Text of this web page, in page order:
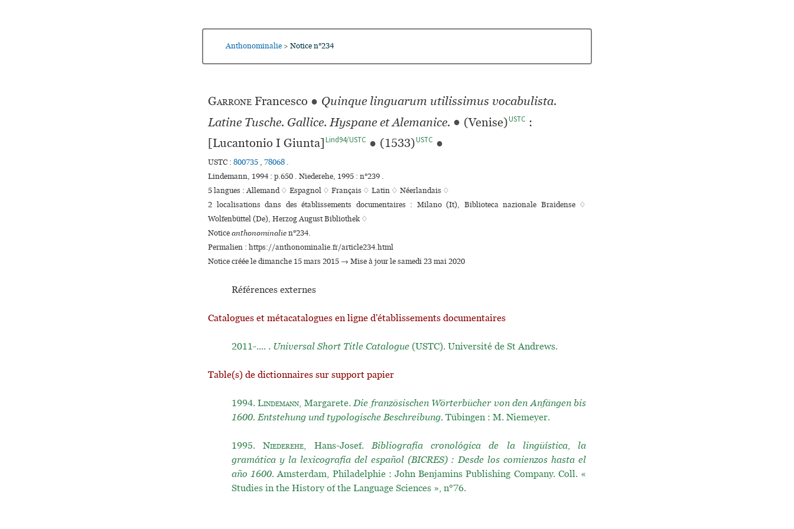
Anthonominalie > Notice n°234
Garrone Francesco ● Quinque lin­gua­rum uti­lis­si­mus voca­bu­lista.
Latine Tusche. Gallice. Hyspane et Alemanice. ● (Venise)USTC :
[Lucantonio I Giunta] Lind94/USTC ● (1533)USTC ●
USTC : 800735 , 78068 .
Lindemann, 1994 : p.650 . Niederehe, 1995 : n°239 .
5 langues :Allemand ♢ Espagnol ♢ Français ♢ Latin ♢ Néerlandais ♢
2 localisations dans des établissements documentaires : Milano (It), Biblioteca nazio­nale Braidense ♢
Wolfenbüttel (De), Herzog August Bibliothek ♢
Noticeanthonominalien°234.
Permalien : https://anthonominalie.fr/article234.html
Notice créée le dimanche 15 mars 2015 → Mise à jour le samedi 23 mai 2020
Références externes
Catalogues et métacatalogues en ligne d'établissements documentaires
2011-.... . Universal Short Title Catalogue (USTC). Université de St Andrews.
Table(s) de dictionnaires sur support papier
1994.Lindemann, Margarete.Die französischen Wörterbücher von den Anfängen bis
1600. Entstehung und typologische Beschreibung. Tübingen : M. Niemeyer.
1995.Niederehe, Hans-Josef.Bibliografía cronológica de la lingüística, la
gramática y la lexicografía del español (BICRES) : Desde los comienzos hasta el
año 1600. Amsterdam, Philadelphie : John Benjamins Publishing Company. Coll. «
Studies in the History of the Language Sciences », n°76.